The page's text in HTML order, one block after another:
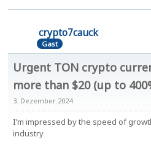
crypto7cauck
Gast
Urgent TON crypto
more than $20 (up to
3. Dezember 2024
I’m impressed by the speed of
industry